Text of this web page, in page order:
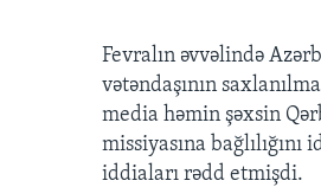
Fevralın əvvəlində
vətəndaşının
media həmin şəxsin
missiyasına
iddiaları rədd etmişdi.